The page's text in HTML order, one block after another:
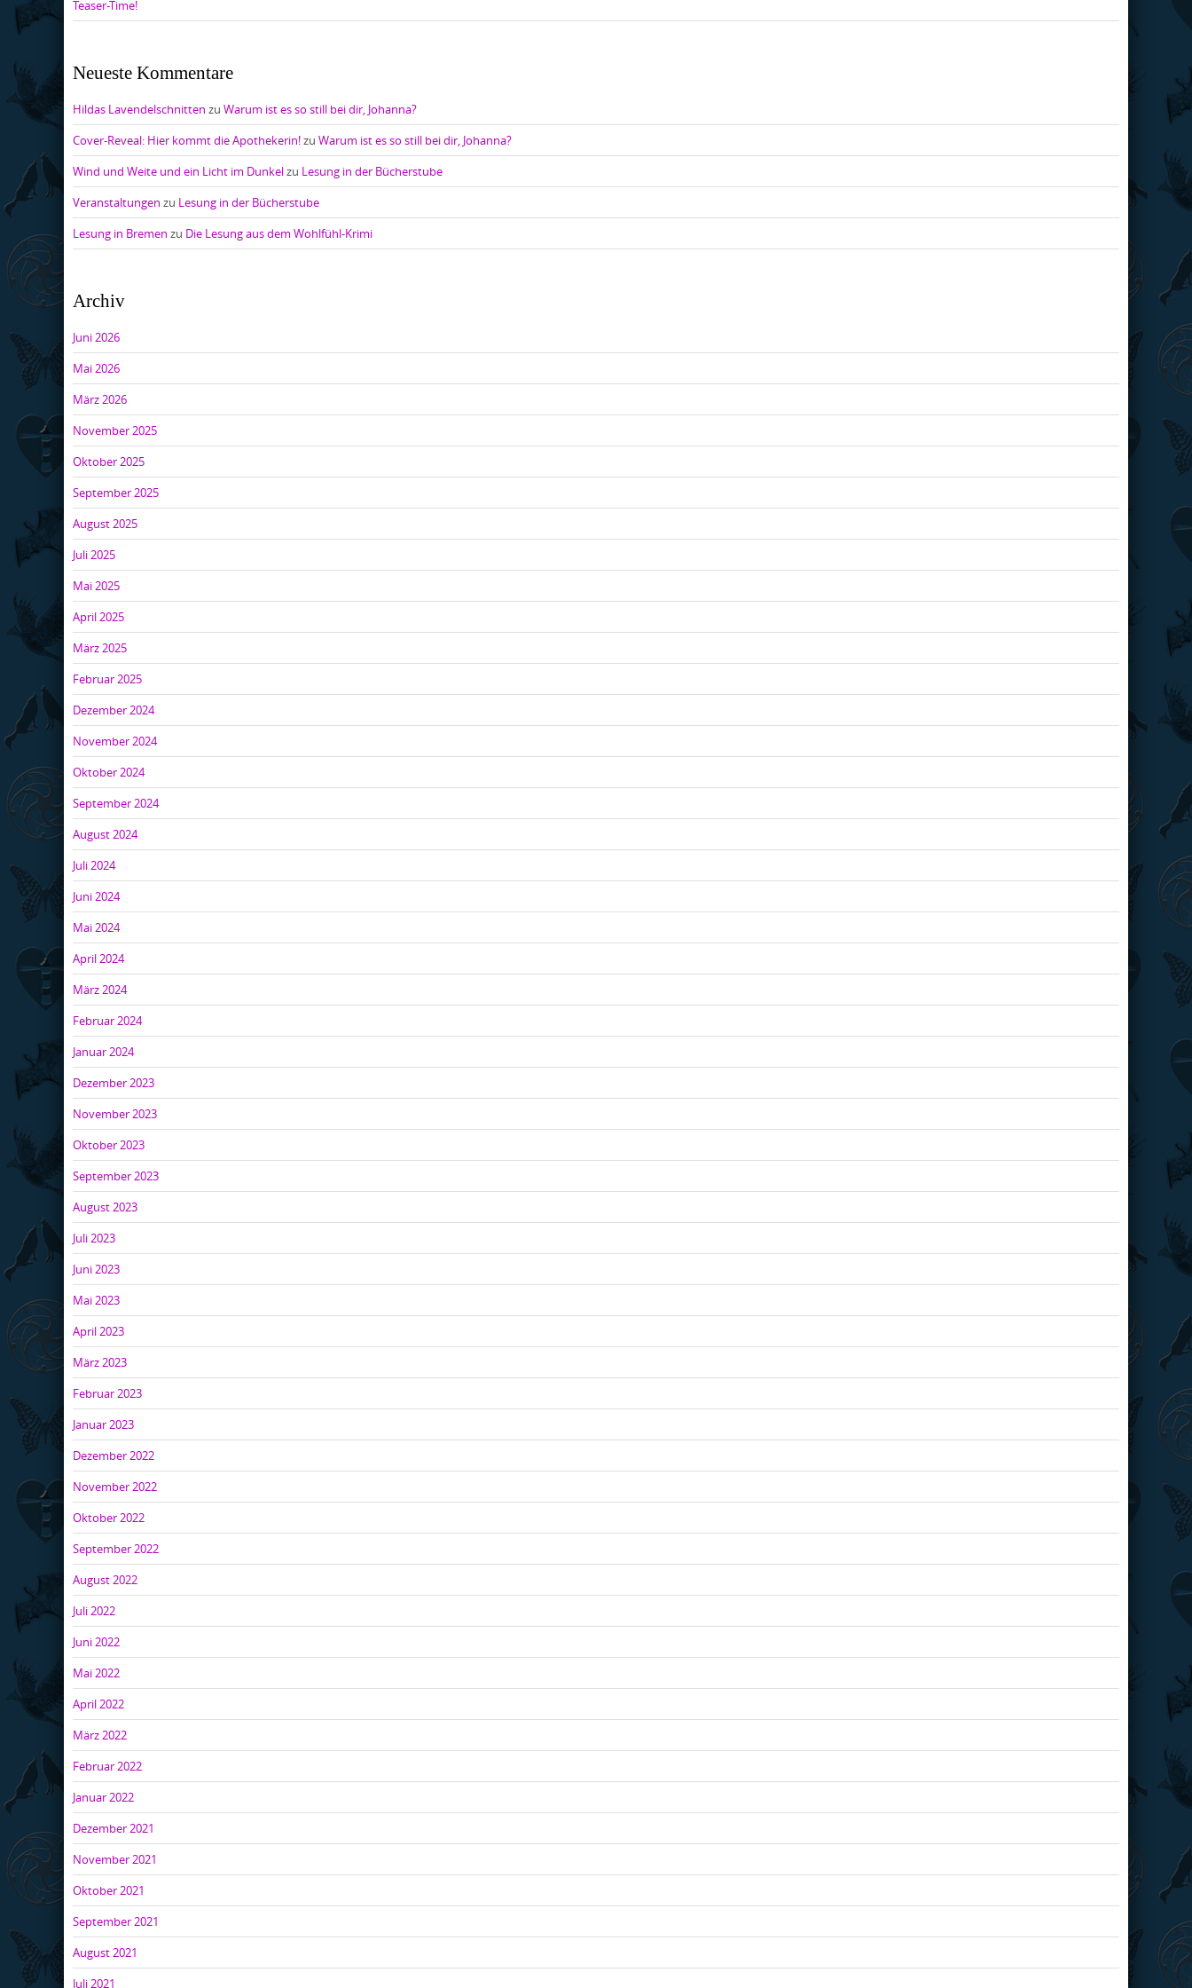
Teaser-Time!
Neueste Kommentare
Hildas Lavendelschnitten zu Warum ist es so still bei dir, Johanna?
Cover-Reveal: Hier kommt die Apothekerin!zu Warum ist es so still bei dir, Johanna?
Wind und Weite und ein Licht im Dunkelzu Lesung in der Bücherstube
Veranstaltungen zu Lesung in der Bücherstube
Lesung in Bremen zu Die Lesung aus dem Wohlfühl-Krimi
Archiv
Juni 2026
Mai 2026
März 2026
November 2025
Oktober 2025
September 2025
August 2025
Juli 2025
Mai 2025
April 2025
März 2025
Februar 2025
Dezember 2024
November 2024
Oktober 2024
September 2024
August 2024
Juli 2024
Juni 2024
Mai 2024
April 2024
März 2024
Februar 2024
Januar 2024
Dezember 2023
November 2023
Oktober 2023
September 2023
August 2023
Juli 2023
Juni 2023
Mai 2023
April 2023
März 2023
Februar 2023
Januar 2023
Dezember 2022
November 2022
Oktober 2022
September 2022
August 2022
Juli 2022
Juni 2022
Mai 2022
April 2022
März 2022
Februar 2022
Januar 2022
Dezember 2021
November 2021
Oktober 2021
September 2021
August 2021
Juli 2021